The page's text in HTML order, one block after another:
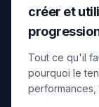
créer et
Tout ce qu'il
pourquoi le
performances,